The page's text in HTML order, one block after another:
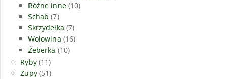
Różne inne (10)
Schab (7)
Skrzydełka (7)
Wołowina (16)
Żeberka (10)
Ryby (11)
Zupy (51)